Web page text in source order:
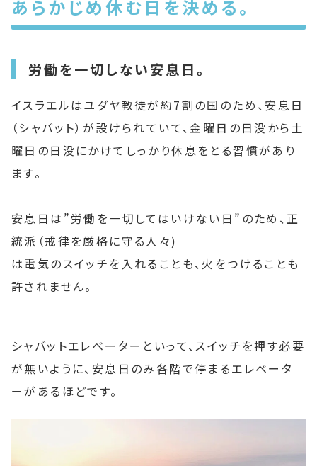
あらかじめ休む日を決める。
労働を一切しない安息日。
イスラエルはユダヤ教徒が約7割の国のため、安息日
（シャバット）が設けられていて、金曜日の日没から土
曜日の日没にかけてしっかり休息をとる習慣があり
ます。
安息日は”労働を一切してはいけない日”のため、正
統派（戒律を厳格に守る人々)
は電気のスイッチを入れることも、火をつけることも
許されません。
シャバットエレベーターといって、スイッチを押す必要
が無いように、安息日のみ各階で停まるエレベータ
ーがあるほどです。